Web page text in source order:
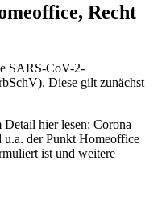
Recht
SARS-CoV-2-
Diese gilt zunächst
hier lesen: Corona
der Punkt Homeoffice
ist und weitere